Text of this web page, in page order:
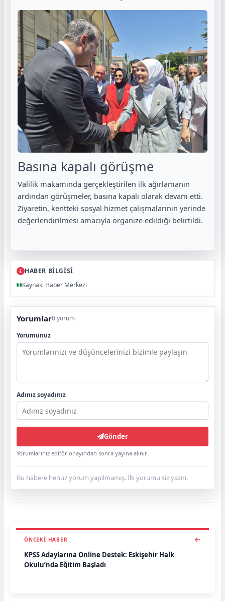
Basına kapalı görüşme
Valilik makamında gerçekleştirilen ilk ağırlamanın
ardından görüşmeler, basına kapalı olarak devam etti.
Ziyaretin, kentteki sosyal hizmet çalışmalarının yerinde
değerlendirilmesi amacıyla organize edildiği belirtildi.
HABER BİLGİSİ
Kaynak: Haber Merkezi
Yorumlar0 yorum
Yorumunuz
Adınız soyadınız
Gönder
Yorumlarınız editör onayından sonra yayına alınır.
Bu habere henüz yorum yapılmamış. İlk yorumu siz yazın.
ÖNCEKI HABER
KPSS Adaylarına Online Destek: Eskişehir Halk
Okulu’nda Eğitim Başladı